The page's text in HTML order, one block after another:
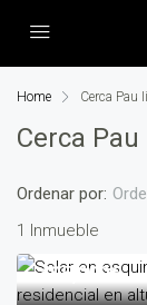
Home Cerca Pau Ii
Cerca Pau
1 Inmueble
Ordenar por:
495,000€